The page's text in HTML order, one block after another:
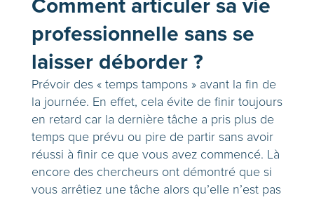
professionnelle sans se
laisser déborder ?
Prévoir des « temps tampons » avant la fin de
la journée. En effet, cela évite de finir toujours
en retard car la dernière tâche a pris plus de
temps que prévu ou pire de partir sans avoir
réussi à finir ce que vous avez commencé. Là
encore des chercheurs ont démontré que si
vous arrêtiez une tâche alors qu’elle n’est pas